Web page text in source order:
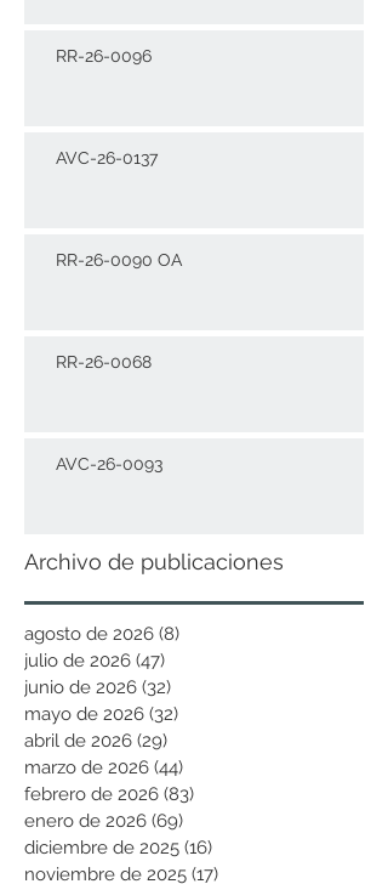
RR-26-0096
AVC-26-0137
RR-26-0090 OA
RR-26-0068
AVC-26-0093
Archivo de publicaciones
agosto de 2026 (8)
julio de 2026 (47)
junio de 2026 (32)
mayo de 2026 (32)
abril de 2026 (29)
marzo de 2026 (44)
febrero de 2026 (83)
enero de 2026 (69)
diciembre de 2025 (16)
noviembre de 2025 (17)